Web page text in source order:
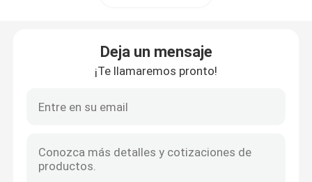
Junta de goma del reborde
Deja un mensaje
¡Te llamaremos pronto!